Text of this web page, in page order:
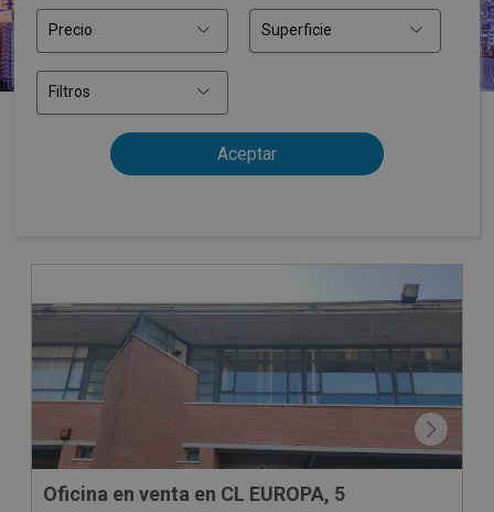
Precio Superficie
Filtros
Oficina en venta en CL EUROPA, 5